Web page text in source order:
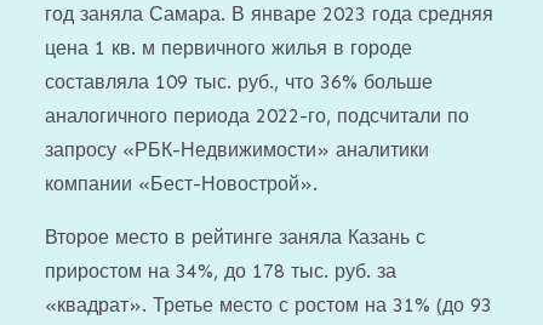
год заняла Самара. В январе 2023 года средняя
цена 1 кв. м первичного жилья в городе
составляла 109 тыс. руб., что 36% больше
аналогичного периода 2022-го, подсчитали по
запросу «РБК-Недвижимости» аналитики
компании «Бест-Новострой».
Второе место в рейтинге заняла Казань с
приростом на 34%, до 178 тыс. руб. за
«квадрат». Третье место с ростом на 31% (до 93